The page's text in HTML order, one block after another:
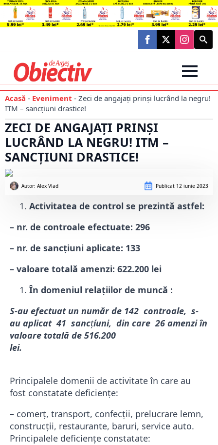
Search
for:
Acasă - Eveniment - Zeci de angajați prinși lucrând la negru!
ITM – sancțiuni drastice!
ZECI DE ANGAJAȚI PRINȘI
LUCRÂND LA NEGRU! ITM –
SANCȚIUNI DRASTICE!
Autor: Alex Vlad Publicat 12 iunie 2023
Activitatea de control se prezintă astfel:
– nr. de controale efectuate: 296
– nr. de sancțiuni aplicate: 133
– valoare totală amenzi: 622.200 lei
În domeniul relaţiilor de muncă :
S-au efectuat un număr de 142 controale, s-
au aplicat 41 sancţíuni, din care 26 amenzi în
valoare totală de 516.200
lei.
Principalele domenii de activitate în care au
fost constatate deficiențe:
– comerț, transport, confecții, prelucrare lemn,
construcţii, restaurante, baruri, service auto.
Principalele deficiențe constatate: